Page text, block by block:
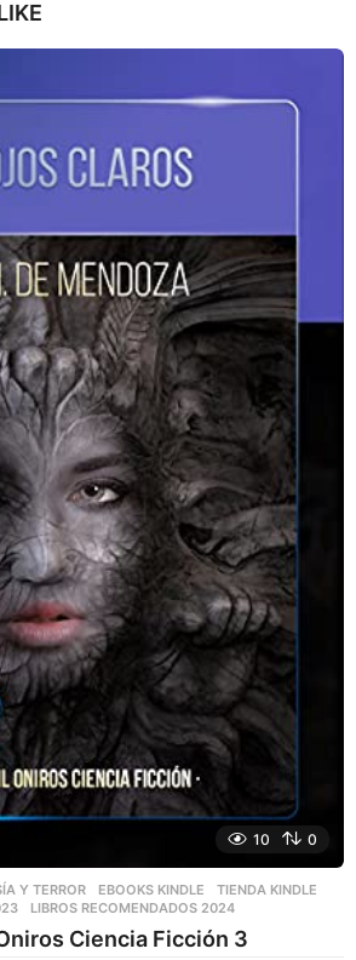
10 0
Y TERROR ,EBOOKS KINDLE ,TIENDA KINDLE
,LIBROS RECOMENDADOS 2024
Ciencia Ficción 3